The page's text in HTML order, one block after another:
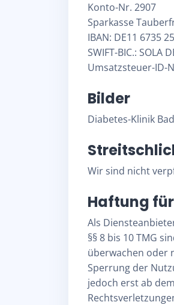
Konto-Nr. 2907
Sparkasse
IBAN: DE11 6735
SWIFT-BIC.: SOLA
Umsatzsteuer-ID-
Bilder
Diabetes-Klinik
Wir sind nicht
Haftung
Als
§§ 8 bis 10 TMG
überwachen oder
Sperrung der
jedoch erst ab